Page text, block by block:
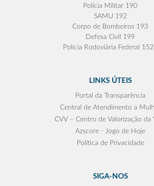
Polícia Militar 190
SAMU 192
Corpo de Bombeiros 193
Defesa Civil 199
Polícia Rodoviária Federal
LINKS ÚTEIS
Portal da Transparência
Central de Atendimento a
CVV – Centro de Valorização da
Azscore - Jogo de Hoje
Política de Privacidade
SIGA-NOS